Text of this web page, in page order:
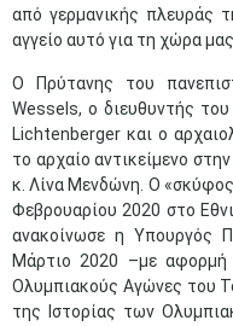
από γερμανικής πλευράς
αγγείο αυτό για τη χώρα
Ο Πρύτανης του
Wessels, ο διευθυντής
Lichtenberger και ο
το αρχαίο αντικείμενο
κ. Λίνα Μενδώνη. Ο
Φεβρουαρίου 2020 στο
ανακοίνωσε η Υπουργός
Μάρτιο 2020 –με
Ολυμπιακούς Αγώνες του
της Ιστορίας των